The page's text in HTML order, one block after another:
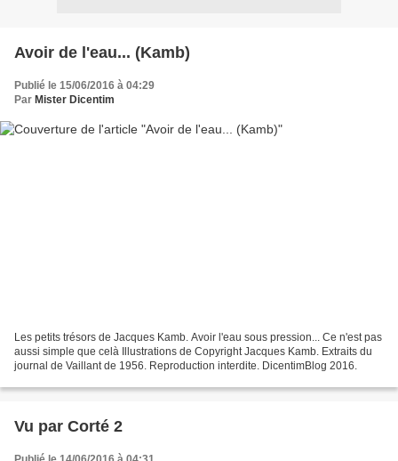
Avoir de l'eau... (Kamb)
Publié le 15/06/2016 à 04:29
Par Mister Dicentim
Les petits trésors de Jacques Kamb. Avoir l'eau sous pression... Ce n'est pas
aussi simple que celà Illustrations de Copyright Jacques Kamb. Extraits du
journal de Vaillant de 1956. Reproduction interdite. DicentimBlog 2016.
Vu par Corté 2